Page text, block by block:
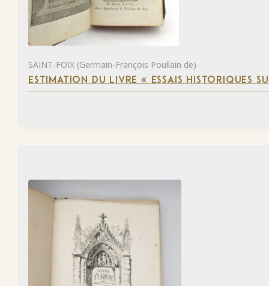
SAINT-FOIX (Germain-François Poullain de)
ESTIMATION DU LIVRE « ESSAIS HISTORIQUES